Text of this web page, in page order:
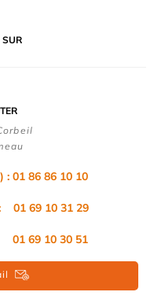
: 01 86 86 10 10
01 69 10 31 29
69 10 30 51